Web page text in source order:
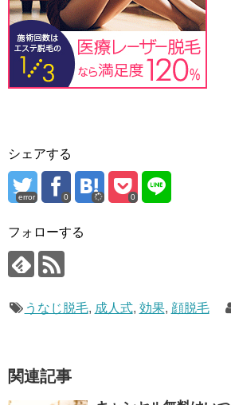
シェアする
error 0 0
フォローする
うなじ脱毛, 成人式, 効果, 顔脱毛
関連記事